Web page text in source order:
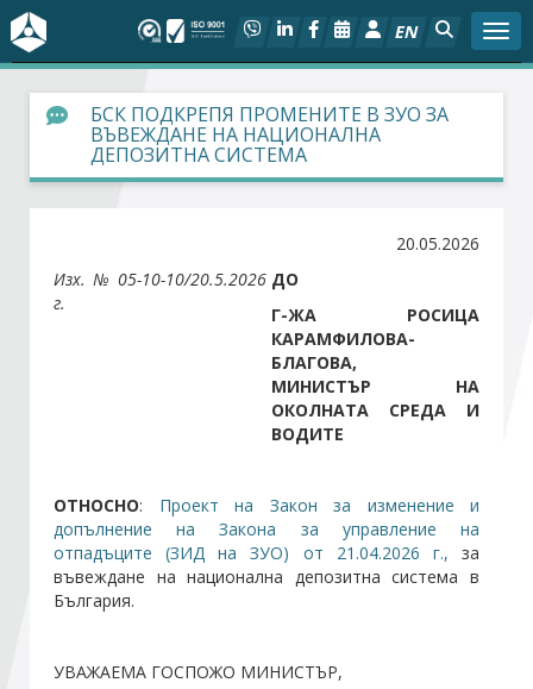
EN
За БСК
На фокус
Социален диалог
Членове
Стани член
БСК ПОДКРЕПЯ ПРОМЕНИТЕ В ЗУО ЗА
ВЪВЕЖДАНЕ НА НАЦИОНАЛНА
ДЕПОЗИТНА СИСТЕМА
20.05.2026
Изх. № 05-10-10/20.5.2026
г.
ДО
Г-ЖА РОСИЦА
КАРАМФИЛОВА-
БЛАГОВА,
МИНИСТЪР НА
ОКОЛНАТА СРЕДА И
ВОДИТЕ
ОТНОСНО: Проект на Закон за изменение и
допълнение на Закона за управление на
отпадъците (ЗИД на ЗУО) от 21.04.2026 г., за
въвеждане на национална депозитна система в
България.
УВАЖАЕМА ГОСПОЖО МИНИСТЪР,